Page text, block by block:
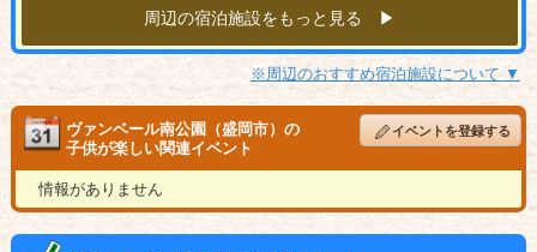
周辺の宿泊施設をもっと見る ▶︎
※周辺のおすすめ宿泊施設について ▼
ヴァンベール南公園（盛岡市）の
子供が楽しい関連イベント
イベントを登録する
情報がありません